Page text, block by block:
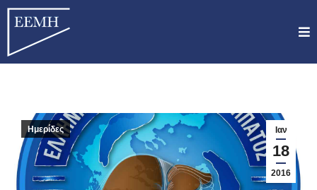
Ιαν
18
2016
Ημερίδες